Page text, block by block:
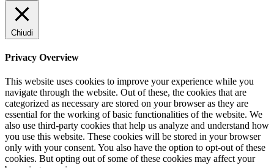
Chiudi
Privacy Overview
This website uses cookies to improve your experience while you
navigate through the website. Out of these, the cookies that are
categorized as necessary are stored on your browser as they are
essential for the working of basic functionalities of the website. We
also use third-party cookies that help us analyze and understand how
you use this website. These cookies will be stored in your browser
only with your consent. You also have the option to opt-out of these
cookies. But opting out of some of these cookies may affect your